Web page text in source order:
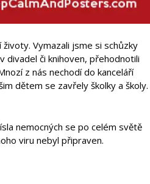
Vymazali jsme si schůzky
divadel či knihoven, přehodnotili
z nás nechodí do kanceláří
dětem se zavřely školky a školy.
nemocných se po celém světě
viru nebyl připraven.